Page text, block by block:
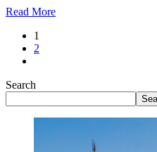
Read More
1
2
Search